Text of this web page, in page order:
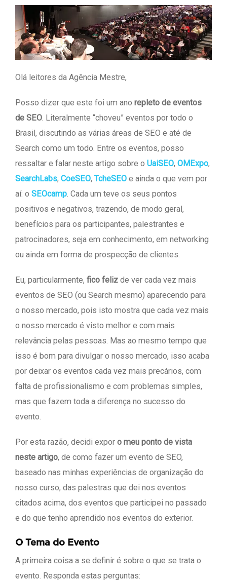
Olá leitores da Agência Mestre,
Posso dizer que este foi um ano repleto de eventos
de SEO . Literalmente “choveu” eventos por todo o
Brasil, discutindo as várias áreas de SEO e até de
Search como um todo. Entre os eventos, posso
ressaltar e falar neste artigo sobre o UaiSEO, OMExpo,
SearchLabs, CoeSEO, TcheSEO e ainda o que vem por
aí: o SEOcamp . Cada um teve os seus pontos
positivos e negativos, trazendo, de modo geral,
benefícios para os participantes, palestrantes e
patrocinadores, seja em conhecimento, em networking
ou ainda em forma de prospecção de clientes.
Eu, particularmente, fico feliz de ver cada vez mais
eventos de SEO (ou Search mesmo) aparecendo para
o nosso mercado, pois isto mostra que cada vez mais
o nosso mercado é visto melhor e com mais
relevância pelas pessoas. Mas ao mesmo tempo que
isso é bom para divulgar o nosso mercado, isso acaba
por deixar os eventos cada vez mais precários, com
falta de profissionalismo e com problemas simples,
mas que fazem toda a diferença no sucesso do
evento.
Por esta razão, decidi expor o meu ponto de vista
neste artigo, de como fazer um evento de SEO,
baseado nas minhas experiências de organização do
nosso curso, das palestras que dei nos eventos
citados acima, dos eventos que participei no passado
e do que tenho aprendido nos eventos do exterior.
O Tema do Evento
A primeira coisa a se definir é sobre o que se trata o
evento. Responda estas perguntas: